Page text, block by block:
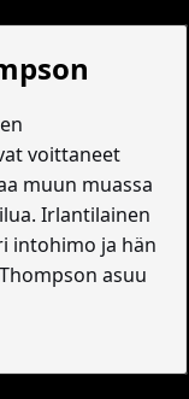
voittaneet
muun muassa
Irlantilainen
intohimo ja hän
asuu